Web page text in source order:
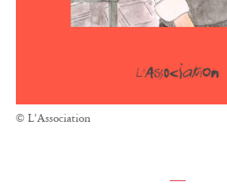
© L'Association